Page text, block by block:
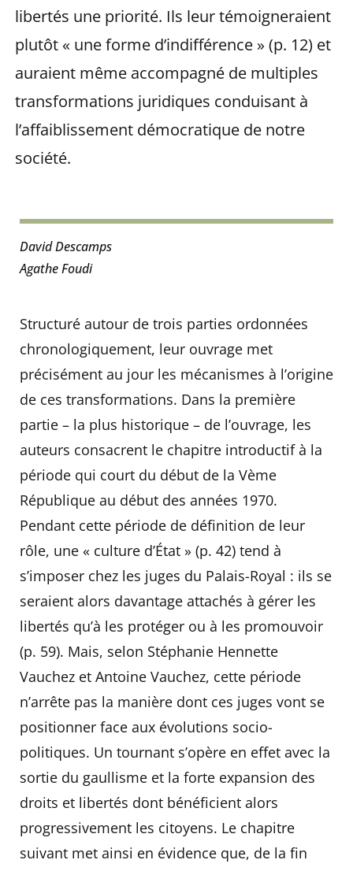
libertés une priorité. Ils leur témoigneraient
plutôt « une forme d’indifférence » (p. 12) et
auraient même accompagné de multiples
transformations juridiques conduisant à
l’affaiblissement démocratique de notre
société.
David Descamps
Agathe Foudi
Structuré autour de trois parties ordonnées
chronologiquement, leur ouvrage met
précisément au jour les mécanismes à l’origine
de ces transformations. Dans la première
partie – la plus historique – de l’ouvrage, les
auteurs consacrent le chapitre introductif à la
période qui court du début de la Vème
République au début des années 1970.
Pendant cette période de définition de leur
rôle, une « culture d’État » (p. 42) tend à
s’imposer chez les juges du Palais-Royal : ils se
seraient alors davantage attachés à gérer les
libertés qu’à les protéger ou à les promouvoir
(p. 59). Mais, selon Stéphanie Hennette
Vauchez et Antoine Vauchez, cette période
n’arrête pas la manière dont ces juges vont se
positionner face aux évolutions socio-
politiques. Un tournant s’opère en effet avec la
sortie du gaullisme et la forte expansion des
droits et libertés dont bénéficient alors
progressivement les citoyens. Le chapitre
suivant met ainsi en évidence que, de la fin